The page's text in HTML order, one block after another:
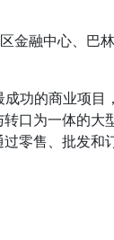
金融中心、巴
功的商业项目
口为一体的大
零售、批发和